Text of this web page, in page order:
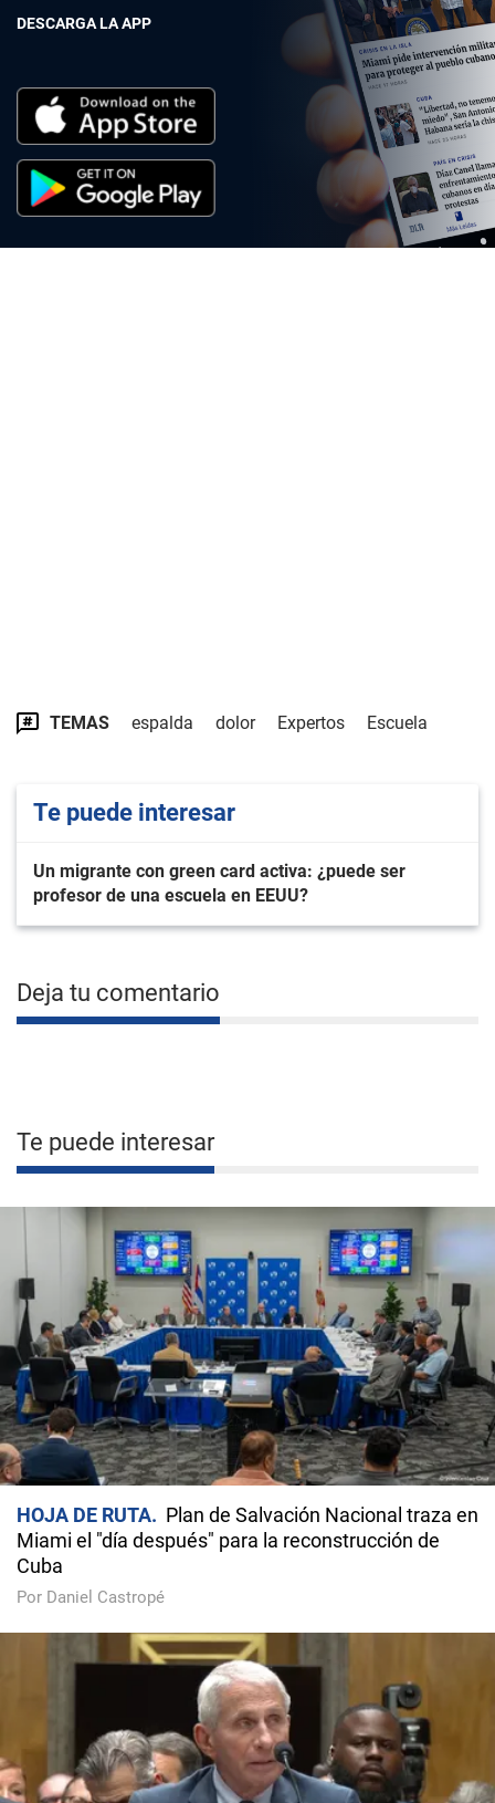
DESCARGA LA APP
TEMAS espalda dolor Expertos Escuela
Te puede interesar
Un migrante con green card activa: ¿puede ser
profesor de una escuela en EEUU?
Deja tu comentario
Te puede interesar
HOJA DE RUTA
Plan de Salvación Nacional traza en
Miami el "día después" para la reconstrucción de
Cuba
Por Daniel Castropé